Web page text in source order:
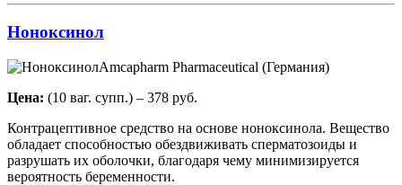
Ноноксинол
Amcapharm Pharmaceutical (Германия)
Цена: (10 ваг. супп.) – 378 руб.
Контрацептивное средство на основе ноноксинола. Вещество
обладает способностью обездвиживать сперматозоиды и
разрушать их оболочки, благодаря чему минимизируется
вероятность беременности.